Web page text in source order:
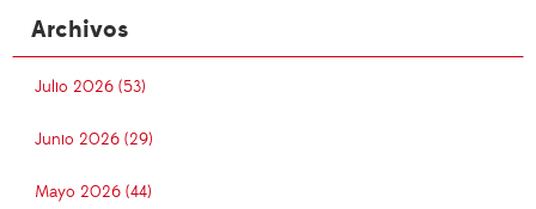
Archivos
Julio 2026 (53)
Junio 2026 (29)
Mayo 2026 (44)